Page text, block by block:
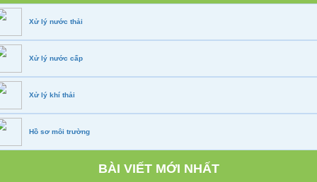
Xử lý nước thải
Xử lý nước cấp
Xử lý khí thải
Hồ sơ môi trường
BÀI VIẾT MỚI NHẤT